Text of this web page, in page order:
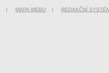
| MAPA WEBU | REDAKČNÍ